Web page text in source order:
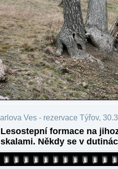
Ves - rezervace Týřov,
Lesostepní formace na
skalami. Někdy se v